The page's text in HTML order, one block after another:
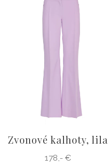
Zvonové kalhoty, lila
178,- €